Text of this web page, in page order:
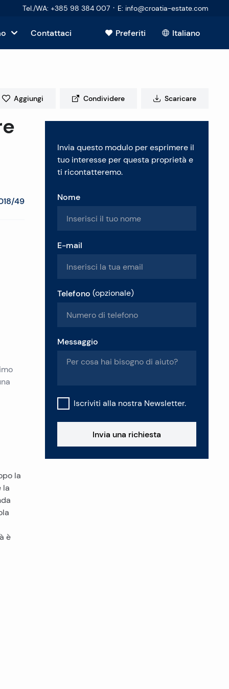
Tel./WA: +385 98 384 007 · E: info@croatia-estate.com
Contattaci Preferiti Italiano
Mostra tutto
49
la
la
è
Aggiungi Condividere Scaricare
Invia questo modulo per esprimere il
tuo interesse per questa proprietà e
ti ricontatteremo.
Nome
E-mail
Telefono (opzionale)
Messaggio
Iscriviti alla nostra Newsletter.
Invia una richiesta